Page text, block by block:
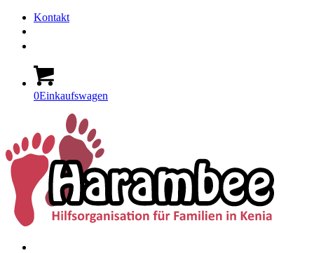
Kontakt
0Einkaufswagen